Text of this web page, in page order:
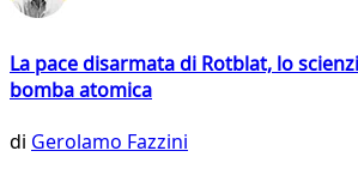
La pace disarmata di Rotblat, lo
bomba atomica
di Gerolamo Fazzini